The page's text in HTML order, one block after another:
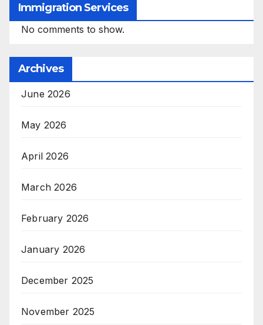
Immigration Services
No comments to show.
Archives
June 2026
May 2026
April 2026
March 2026
February 2026
January 2026
December 2025
November 2025